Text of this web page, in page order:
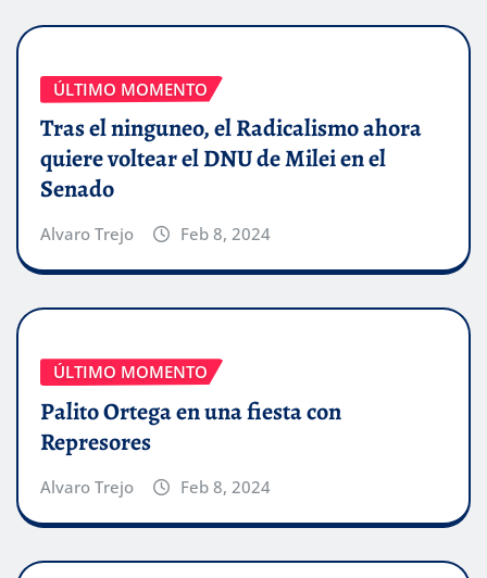
ÚLTIMO MOMENTO
Tras el ninguneo, el Radicalismo ahora
quiere voltear el DNU de Milei en el
Senado
Alvaro Trejo Feb 8, 2024
ÚLTIMO MOMENTO
Palito Ortega en una fiesta con
Represores
Alvaro Trejo Feb 8, 2024